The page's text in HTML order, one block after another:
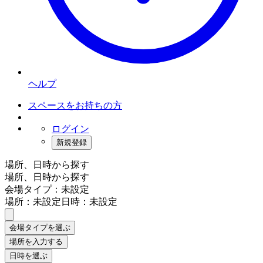
ヘルプ
スペースをお持ちの方
ログイン
新規登録
場所、日時から探す
場所、日時から探す
会場タイプ：未設定
場所：未設定日時：未設定
会場タイプを選ぶ
場所を入力する
日時を選ぶ